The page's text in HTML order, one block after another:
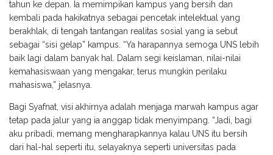
tahun ke depan. Ia memimpikan kampus yang bersih dan
kembali pada hakikatnya sebagai pencetak intelektual yang
berakhlak, di tengah tantangan realitas sosial yang ia sebut
sebagai “sisi gelap” kampus. “Ya harapannya semoga UNS lebih
baik lagi dalam banyak hal. Dalam segi keislaman, nilai-nilai
kemahasiswaan yang mengakar, terus mungkin perilaku
mahasiswa,” jelasnya.
Bagi Syafnat, visi akhirnya adalah menjaga marwah kampus agar
tetap pada jalur yang ia anggap tidak menyimpang. “Jadi, bagi
aku pribadi, memang mengharapkannya kalau UNS itu bersih
dari hal-hal seperti itu, selayaknya seperti universitas pada